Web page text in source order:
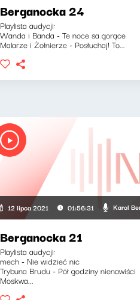
Berganocka 24
Playlista audycji:
Wanda i Banda - Te noce sa gorące
Malarze i Żołnierze - Posłuchaj! To...
12 lipca 2021 01:56:31 Karol
Berganocka 21
Playlista audycji:
mech - Nie widzieć nic
Trybuna Brudu - Pół godziny nienawiści
Moskwa...